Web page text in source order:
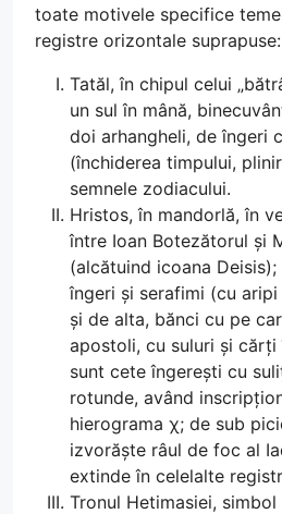
toate motivele specifice
registre orizontale suprapuse:
Tatăl, în chipul celui
un sul în mână,
doi arhangheli, de îngeri
(închiderea timpului,
semnele zodiacului.
Hristos, în mandorlă, în
între Ioan Botezătorul și
(alcătuind icoana
îngeri și serafimi (cu
și de alta, bănci cu pe
apostoli, cu suluri și cărți
sunt cete îngerești cu
rotunde, având
hierograma χ; de sub
izvorăște râul de foc al
extinde în celelalte
Tronul Hetimasiei,